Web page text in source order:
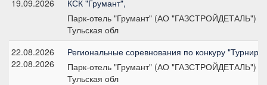
19.09.2026
КСК "Грумант",
Парк-отель "Грумант" (АО "ГАЗСТРОЙДЕТАЛЬ")
Тульская обл
22.08.2026
22.08.2026
Региональные соревнования по конкуру "Турнир
Парк-отель "Грумант" (АО "ГАЗСТРОЙДЕТАЛЬ")
Тульская обл